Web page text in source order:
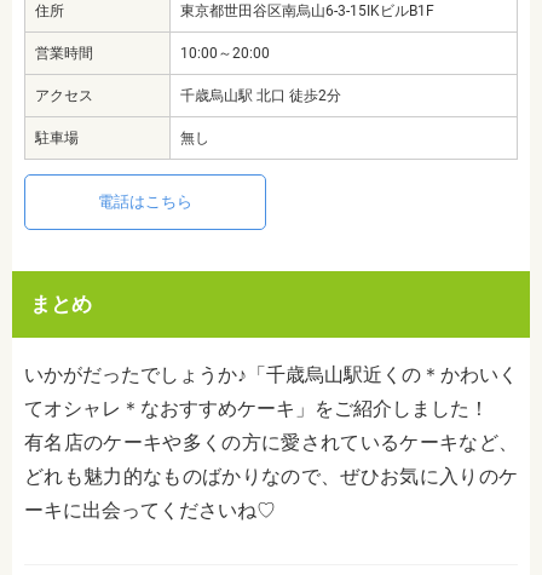
住所 東京都世田谷区南烏山6-3-15IKビルB1F
営業時間 10:00～20:00
アクセス 千歳烏山駅 北口 徒歩2分
駐車場 無し
電話はこちら
まとめ
いかがだったでしょうか♪「千歳烏山駅近くの＊かわいく
てオシャレ＊なおすすめケーキ」をご紹介しました！
有名店のケーキや多くの方に愛されているケーキなど、
どれも魅力的なものばかりなので、ぜひお気に入りのケ
ーキに出会ってくださいね♡